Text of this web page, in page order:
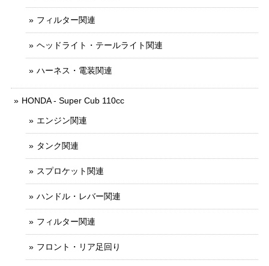
フィルター関連
ヘッドライト・テールライト関連
ハーネス・電装関連
HONDA - Super Cub 110cc
エンジン関連
タンク関連
スプロケット関連
ハンドル・レバー関連
フィルター関連
フロント・リア足回り